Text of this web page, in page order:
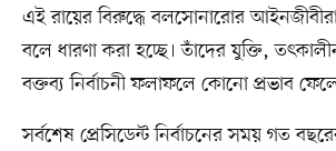
এই রায়ের বিরুদ্ধে বলসোনারোর
বলে ধারণা করা হচ্ছে। তাঁদের যুক্তি,
বক্তব্য নির্বাচনী ফলাফলে কোনো প্রভাব
সর্বশেষ প্রেসিডেন্ট নির্বাচনের সময় গত